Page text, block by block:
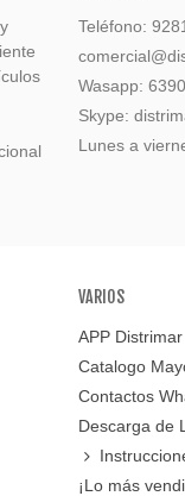
Teléfono:
Wasapp:
Skype:
Lunes a
VARIOS
APP Distrimar
Catalogo
Contactos
Descarga de
¡Lo más